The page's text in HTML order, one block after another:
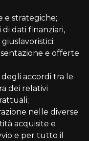
e strategiche;
dati finanziari,
e offerte
accordi tra le
dei relativi
nelle diverse
acquisite e
e per tutto il